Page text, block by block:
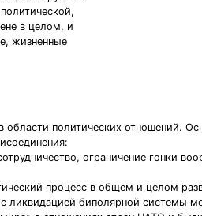
в целом, и
жизненные
политических отношений.
ограничение гонки
процесс в общем и целом
ликвидацией биполярной системы